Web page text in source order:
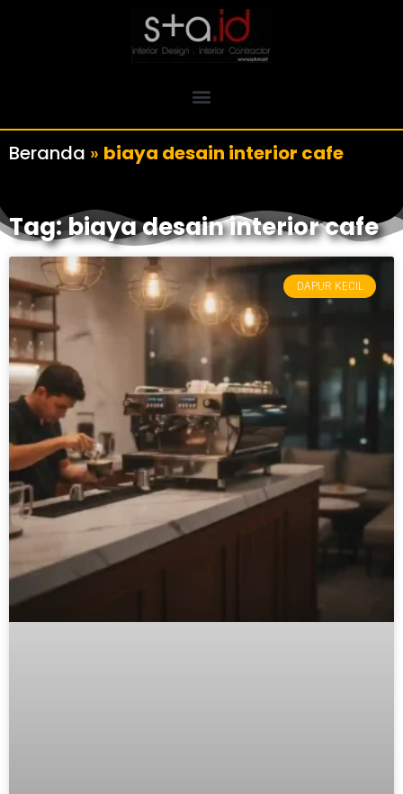
Beranda » biaya desain interior cafe
Tag: biaya desain interior cafe
DAPUR KECIL